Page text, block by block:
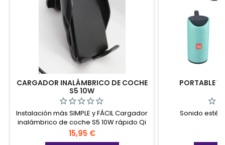
CARGADOR INALÁMBRICO DE COCHE
S5 10W
Instalación más SIMPLE y FÁCIL Cargador
inalámbrico de coche S5 10W rápido Qi
sujeción automática.
Precio
15,95 €
PORTABLE
Sonido